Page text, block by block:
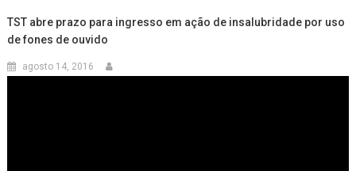
TST abre prazo para ingresso em ação de insalubridade por uso
de fones de ouvido
agosto 14, 2016